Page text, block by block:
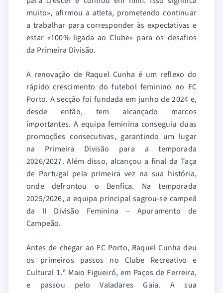
muito», afirmou a atleta, prometendo continuar
a trabalhar para corresponder às expectativas e
estar «100% ligada ao Clube» para os desafios
da Primeira Divisão.
A renovação de Raquel Cunha é um reflexo do
rápido crescimento do futebol feminino no FC
Porto. A secção foi fundada em junho de 2024 e,
desde então, tem alcançado marcos
importantes. A equipa feminina conseguiu duas
promoções consecutivas, garantindo um lugar
na Primeira Divisão para a temporada
2026/2027. Além disso, alcançou a final da Taça
de Portugal pela primeira vez na sua história,
onde defrontou o Benfica. Na temporada
2025/2026, a equipa principal sagrou-se campeã
da II Divisão Feminina – Apuramento de
Campeão.
Antes de chegar ao FC Porto, Raquel Cunha deu
os primeiros passos no Clube Recreativo e
Cultural 1.º Maio Figueiró, em Paços de Ferreira,
e passou pelo Valadares Gaia. A sua